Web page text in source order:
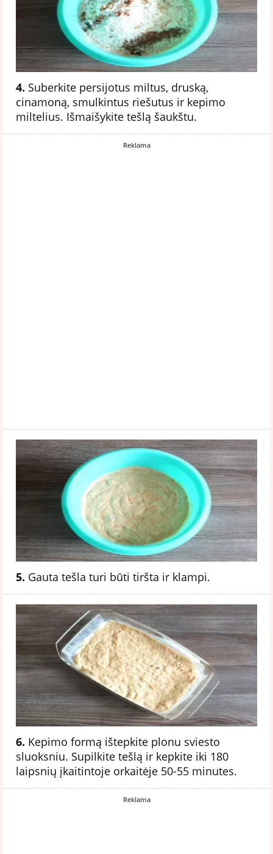
4. Suberkite persijotus miltus, druską,
cinamoną, smulkintus riešutus ir kepimo
miltelius. Išmaišykite tešlą šaukštu.
Reklama
5. Gauta tešla turi būti tiršta ir klampi.
6. Kepimo formą ištepkite plonu sviesto
sluoksniu. Supilkite tešlą ir kepkite iki 180
laipsnių įkaitintoje orkaitėje 50-55 minutes.
Reklama